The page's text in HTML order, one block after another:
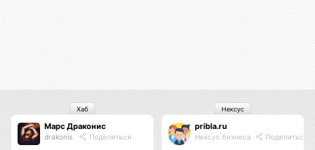
Марс Драконис
drakonis Поделиться
Хаб
pribla.ru
Нексус бизнеса Поделиться
Нексус